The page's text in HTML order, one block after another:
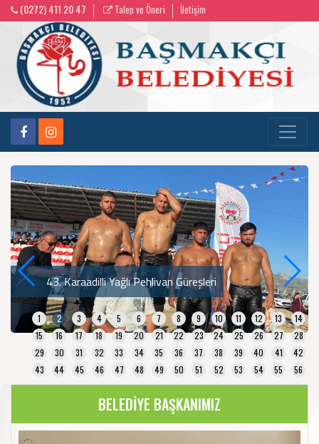
(0272) 411 20 47 Talep ve Öneri İletişim
43. Karaadilli Yağlı Pehlivan Güreşleri
1 2 3 4 5 6 7 8 9 10 11 12 13
14
15
16 17 18 19 20 21 22 23 24 25 26 27
28
29
30 31 32 33 34 35 36 37 38 39 40 41
42
43
44 45 46 47 48 49 50 51 52 53 54 55 56
BELEDİYE BAŞKANIMIZ